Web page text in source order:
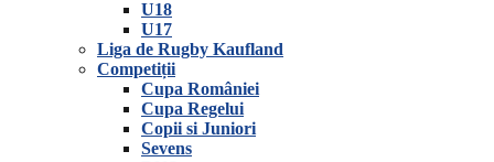
U18
U17
Liga de Rugby Kaufland
Competiții
Cupa României
Cupa Regelui
Copii si Juniori
Sevens